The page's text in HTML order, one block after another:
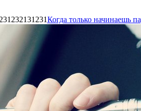
231232131231Когда только начинаешь